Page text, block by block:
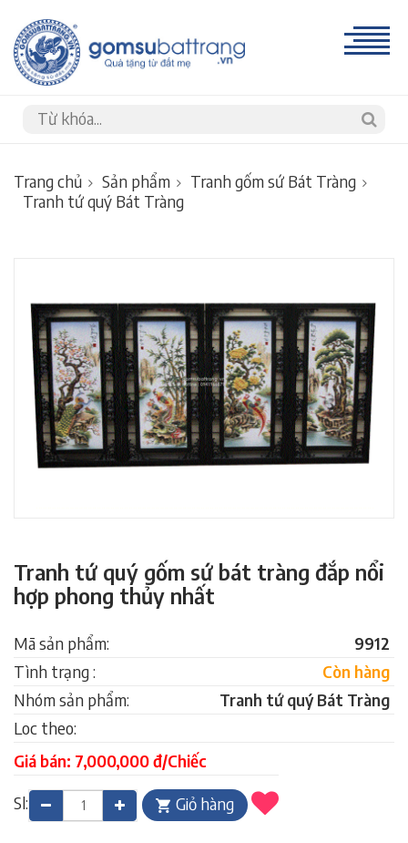
Trang chủ Sản phẩm
Tranh gốm sứ Bát Tràng
Tranh tứ quý Bát Tràng
Tranh tứ quý gốm sứ bát tràng đắp nổi
hợp phong thủy nhất
Mã sản phẩm:
9912
Tình trạng :
Còn hàng
Nhóm sản phẩm:
Tranh tứ quý Bát Tràng
Loc theo:
Giá bán: 7,000,000 đ/Chiếc
Sl:
Giỏ hàng